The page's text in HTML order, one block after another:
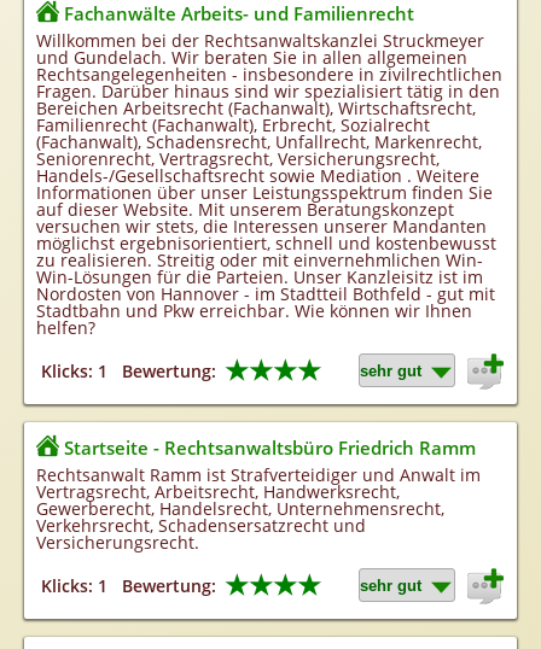
Fachanwälte Arbeits- und Familienrecht
Willkommen bei der Rechtsanwaltskanzlei Struckmeyer
und Gundelach. Wir beraten Sie in allen allgemeinen
Rechtsangelegenheiten - insbesondere in zivilrechtlichen
Fragen. Darüber hinaus sind wir spezialisiert tätig in den
Bereichen Arbeitsrecht (Fachanwalt), Wirtschaftsrecht,
Familienrecht (Fachanwalt), Erbrecht, Sozialrecht
(Fachanwalt), Schadensrecht, Unfallrecht, Markenrecht,
Seniorenrecht, Vertragsrecht, Versicherungsrecht,
Handels-/Gesellschaftsrecht sowie Mediation . Weitere
Informationen über unser Leistungsspektrum finden Sie
auf dieser Website. Mit unserem Beratungskonzept
versuchen wir stets, die Interessen unserer Mandanten
möglichst ergebnisorientiert, schnell und kostenbewusst
zu realisieren. Streitig oder mit einvernehmlichen Win-
Win-Lösungen für die Parteien. Unser Kanzleisitz ist im
Nordosten von Hannover - im Stadtteil Bothfeld - gut mit
Stadtbahn und Pkw erreichbar. Wie können wir Ihnen
helfen?
Klicks: 1
Bewertung: ★★★★
Startseite - Rechtsanwaltsbüro Friedrich Ramm
Rechtsanwalt Ramm ist Strafverteidiger und Anwalt im
Vertragsrecht, Arbeitsrecht, Handwerksrecht,
Gewerberecht, Handelsrecht, Unternehmensrecht,
Verkehrsrecht, Schadensersatzrecht und
Versicherungsrecht.
Klicks: 1
Bewertung: ★★★★